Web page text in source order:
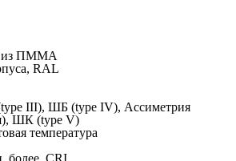
из ПММА
RAL
III), ШБ (type IV), Ассиметрия
ШК (type V)
температура
более, CRI